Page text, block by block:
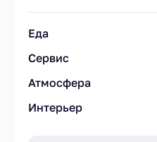
Еда
Сервис
Атмосфера
Интерьер